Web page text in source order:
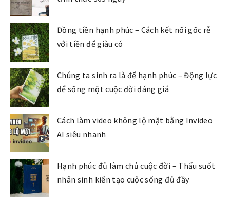
Đồng tiền hạnh phúc – Cách kết nối gốc rễ
với tiền để giàu có
Chúng ta sinh ra là để hạnh phúc – Động lực
để sống một cuộc đời đáng giá
Cách làm video không lộ mặt bằng Invideo
AI siêu nhanh
Hạnh phúc đủ làm chủ cuộc đời – Thấu suốt
nhân sinh kiến tạo cuộc sống đủ đầy